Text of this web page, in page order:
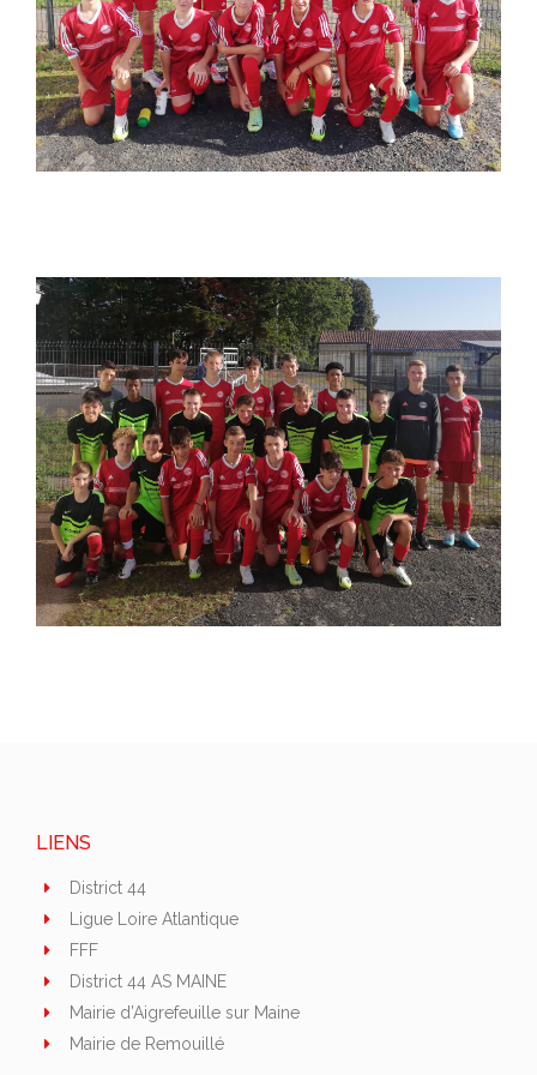
LIENS
District 44
Ligue Loire Atlantique
FFF
District 44 AS MAINE
Mairie d’Aigrefeuille sur Maine
Mairie de Remouillé